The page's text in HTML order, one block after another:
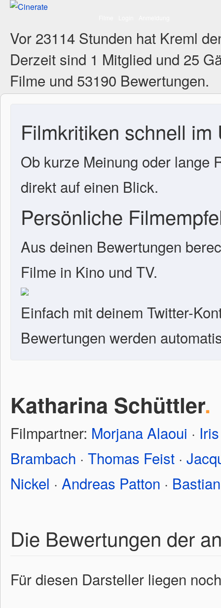
Vor 23114 Stunden hat Kreml
Derzeit sind 1 Mitglied und 25
Filme und 53190 Bewertungen.
Filmkritiken schnell im
Ob kurze Meinung oder lange
direkt auf einen Blick.
Persönliche
Aus deinen Bewertungen
Filme in Kino und TV.
Einfach mit deinem Twitter-
Bewertungen werden
Katharina Schüttler.
Filmpartner: Morjana Alaoui ·
Brambach · Thomas Feist ·
Nickel · Andreas Patton ·
Die Bewertungen der
Für diesen Darsteller liegen